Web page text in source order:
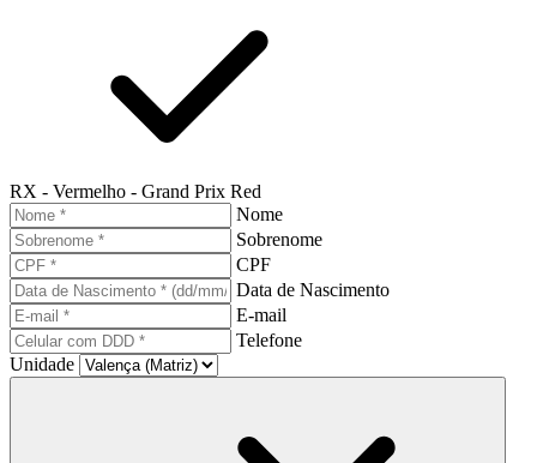
RX - Vermelho - Grand Prix Red
Nome
Sobrenome
CPF
Data de Nascimento
E-mail
Telefone
Unidade